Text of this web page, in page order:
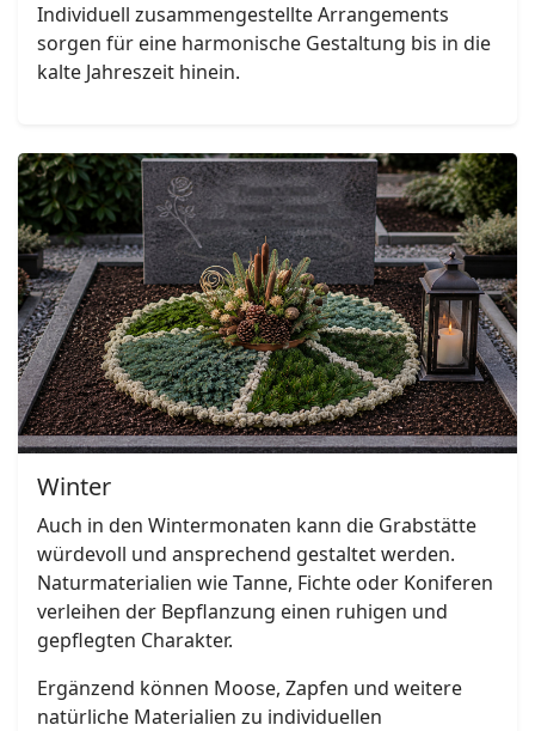
Individuell zusammengestellte Arrangements
sorgen für eine harmonische Gestaltung bis in die
kalte Jahreszeit hinein.
Winter
Auch in den Wintermonaten kann die Grabstätte
würdevoll und ansprechend gestaltet werden.
Naturmaterialien wie Tanne, Fichte oder Koniferen
verleihen der Bepflanzung einen ruhigen und
gepflegten Charakter.
Ergänzend können Moose, Zapfen und weitere
natürliche Materialien zu individuellen